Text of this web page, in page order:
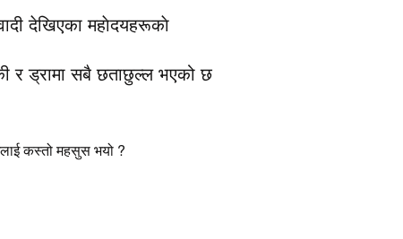
देखिएका महाेदयहरूकाे
र ड्रामा सबै छताछुल्ल भएको छ
कस्तो महसुस भयो ?